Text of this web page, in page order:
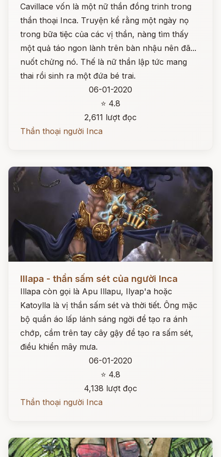
Cavillace vốn là một nữ thần đồng trinh trong
thần thoại Inca. Truyện kể rằng một ngày nọ
trong bữa tiệc của các vị thần, nàng tìm thấy
một quả táo ngon lành trên bàn nhậu nên đã...
nuốt chửng nó. Thế là nữ thần lập tức mang
thai rồi sinh ra một đứa bé trai.
06-01-2020
⭐ 4.8
2,611 lượt đọc
Thần thoại người Inca
Illapa - thần sấm sét của người Inca
Illapa còn gọi là Apu Illapu, Ilyap'a hoặc
Katoylla là vị thần sấm sét và thời tiết. Ông mặc
bộ quần áo lấp lánh sáng ngời để tạo ra ánh
chớp, cầm trên tay cây gậy để tạo ra sấm sét,
điều khiển mây mưa.
06-01-2020
⭐ 4.8
4,138 lượt đọc
Thần thoại người Inca